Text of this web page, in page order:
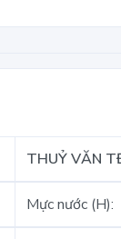
THUỶ VĂN
Mực nước (H):